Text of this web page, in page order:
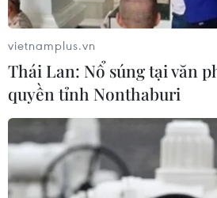
vietnamplus.vn
Thái Lan: Nổ súng tại văn
quyền tỉnh Nonthaburi